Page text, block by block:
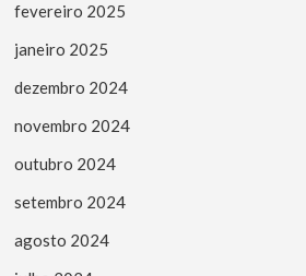
fevereiro 2025
janeiro 2025
dezembro 2024
novembro 2024
outubro 2024
setembro 2024
agosto 2024